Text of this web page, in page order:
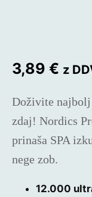
3,89 € z
Doživite najbolj
zdaj! Nordics
prinaša SPA
nege zob.
12.000